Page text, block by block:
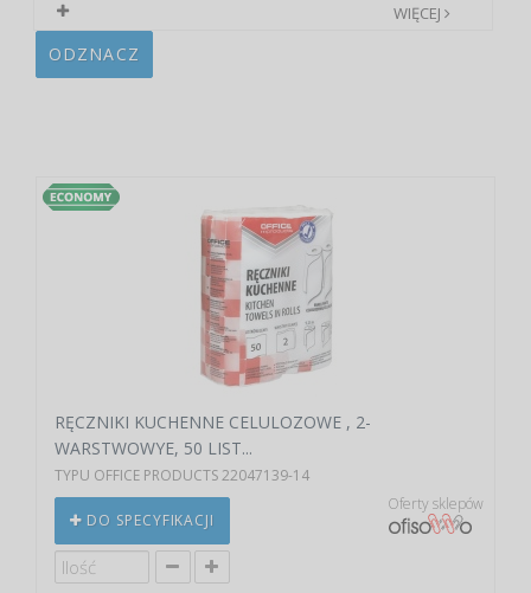
WIĘCEJ
ODZNACZ
RĘCZNIKI KUCHENNE CELULOZOWE , 2-
WARSTWOWYE, 50 LIST...
TYPU OFFICE PRODUCTS 22047139-14
DO SPECYFIKACJI
Oferty sklepów